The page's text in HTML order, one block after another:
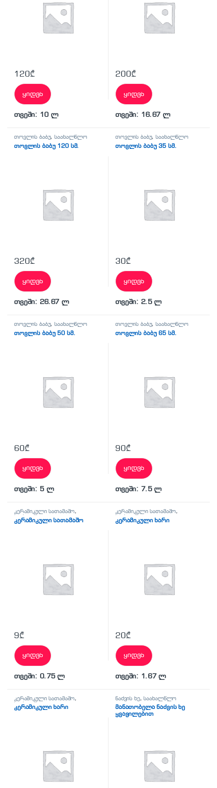
120₾
ყიდვა
თვეში: 10 ლ
200₾
ყიდვა
თვეში: 16.67 ლ
თოვლის ბაბუ,საახალწლო
თოვლის ბაბუ 120 სმ.
320₾
ყიდვა
თვეში: 26.67 ლ
თოვლის ბაბუ,საახალწლო
თოვლის ბაბუ 35 სმ.
30₾
ყიდვა
თვეში: 2.5 ლ
თოვლის ბაბუ,საახალწლო
თოვლის ბაბუ 50 სმ.
60₾
ყიდვა
თვეში: 5 ლ
თოვლის ბაბუ,საახალწლო
თოვლის ბაბუ 65 სმ.
90₾
ყიდვა
თვეში: 7.5 ლ
კერამიკული სათამაშო,
საახალწლო
კერამიკული სათამაშო
9₾
ყიდვა
თვეში: 0.75 ლ
კერამიკული სათამაშო,
საახალწლო
კერამიკული ხარი
20₾
ყიდვა
თვეში: 1.67 ლ
კერამიკული სათამაშო,
საახალწლო
კერამიკული ხარი
ნაძვის ხე,საახალწლო
მანათობელა ნაძვის ხე
ყვავილებით